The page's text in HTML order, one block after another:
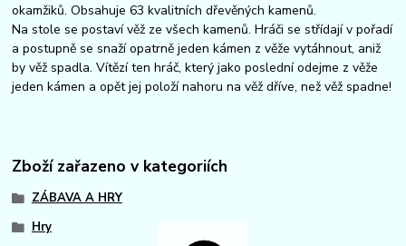
okamžiků. Obsahuje 63 kvalitních dřevěných kamenů.
Na stole se postaví věž ze všech kamenů. Hráči se střídají v pořadí
a postupně se snaží opatrně jeden kámen z věže vytáhnout, aniž
by věž spadla. Vítězí ten hráč, který jako poslední odejme z věže
jeden kámen a opět jej položí nahoru na věž dříve, než věž spadne!
Zboží zařazeno v kategoriích
ZÁBAVA A HRY
Hry